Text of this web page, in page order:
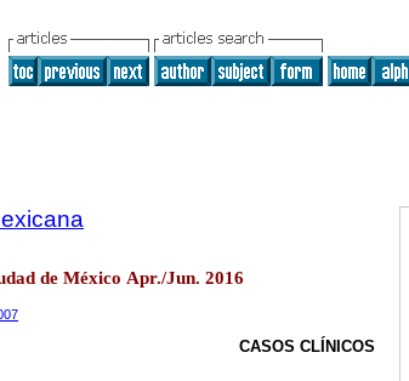
de México Apr./Jun. 2016
CASOS CLÍNICOS